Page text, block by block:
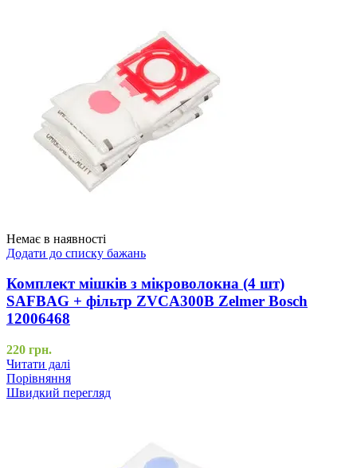
Немає в наявності
Додати до списку бажань
Комплект мішків з мікроволокна (4 шт)
SAFBAG + фільтр ZVCA300B Zelmer Bosch
12006468
220 грн.
Читати далі
Порівняння
Швидкий перегляд